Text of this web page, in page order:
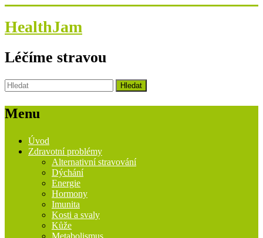
HealthJam
Léčíme stravou
Menu
Úvod
Zdravotní problémy
Alternativní stravování
Dýchání
Energie
Hormony
Imunita
Kosti a svaly
Kůže
Metabolismus